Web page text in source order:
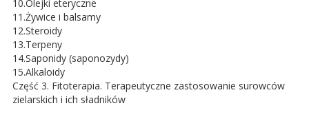
10.Olejki eteryczne
11.Żywice i balsamy
12.Steroidy
13.Terpeny
14.Saponidy (saponozydy)
15.Alkaloidy
Część 3. Fitoterapia. Terapeutyczne zastosowanie surowców
zielarskich i ich sładników